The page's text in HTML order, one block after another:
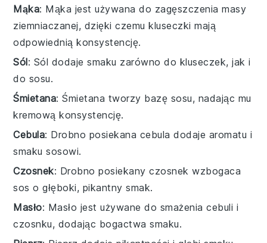
Mąka: Mąka jest używana do zagęszczenia masy
ziemniaczanej, dzięki czemu kluseczki mają
odpowiednią konsystencję.
Sól: Sól dodaje smaku zarówno do kluseczek, jak i
do sosu.
Śmietana: Śmietana tworzy bazę sosu, nadając mu
kremową konsystencję.
Cebula: Drobno posiekana cebula dodaje aromatu i
smaku sosowi.
Czosnek: Drobno posiekany czosnek wzbogaca
sos o głęboki, pikantny smak.
Masło: Masło jest używane do smażenia cebuli i
czosnku, dodając bogactwa smaku.